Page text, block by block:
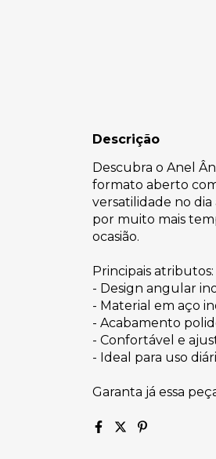
Descrição
Descubra o Anel
formato aberto
versatilidade no dia
por muito mais
ocasião.
Principais atributos:
- Design angular
- Material em aço
- Acabamento
- Confortável e
- Ideal para uso
Garanta já essa